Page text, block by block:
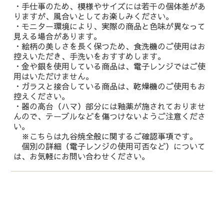
・手仕事のため、模様やサイズには若干の個体差があ
りますが、風合いとしてお楽しみください。
・モニター環境により、実際の商品と色味が異なって
見える場合があります。
・絵柄の美しさを長く保つため、食洗機のご使用はお
控えいただき、手洗いをおすすめします。
・金や銀を使用している商品は、電子レンジではご使
用はいただけません。
・ガラスと接合している商品は、乾燥機のご使用もお
控えください。
・器の高台（ハマ）部分には釉薬が施されておりませ
んので、テーブルなどを傷つけないようご注意くださ
い。
※こちらは九谷焼全般に関するご確認事項です。
個別の詳細（電子レンジの使用可否など）について
は、お気軽にお問い合わせください。